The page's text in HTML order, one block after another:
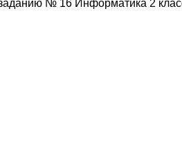
№ 16 Информатика 2